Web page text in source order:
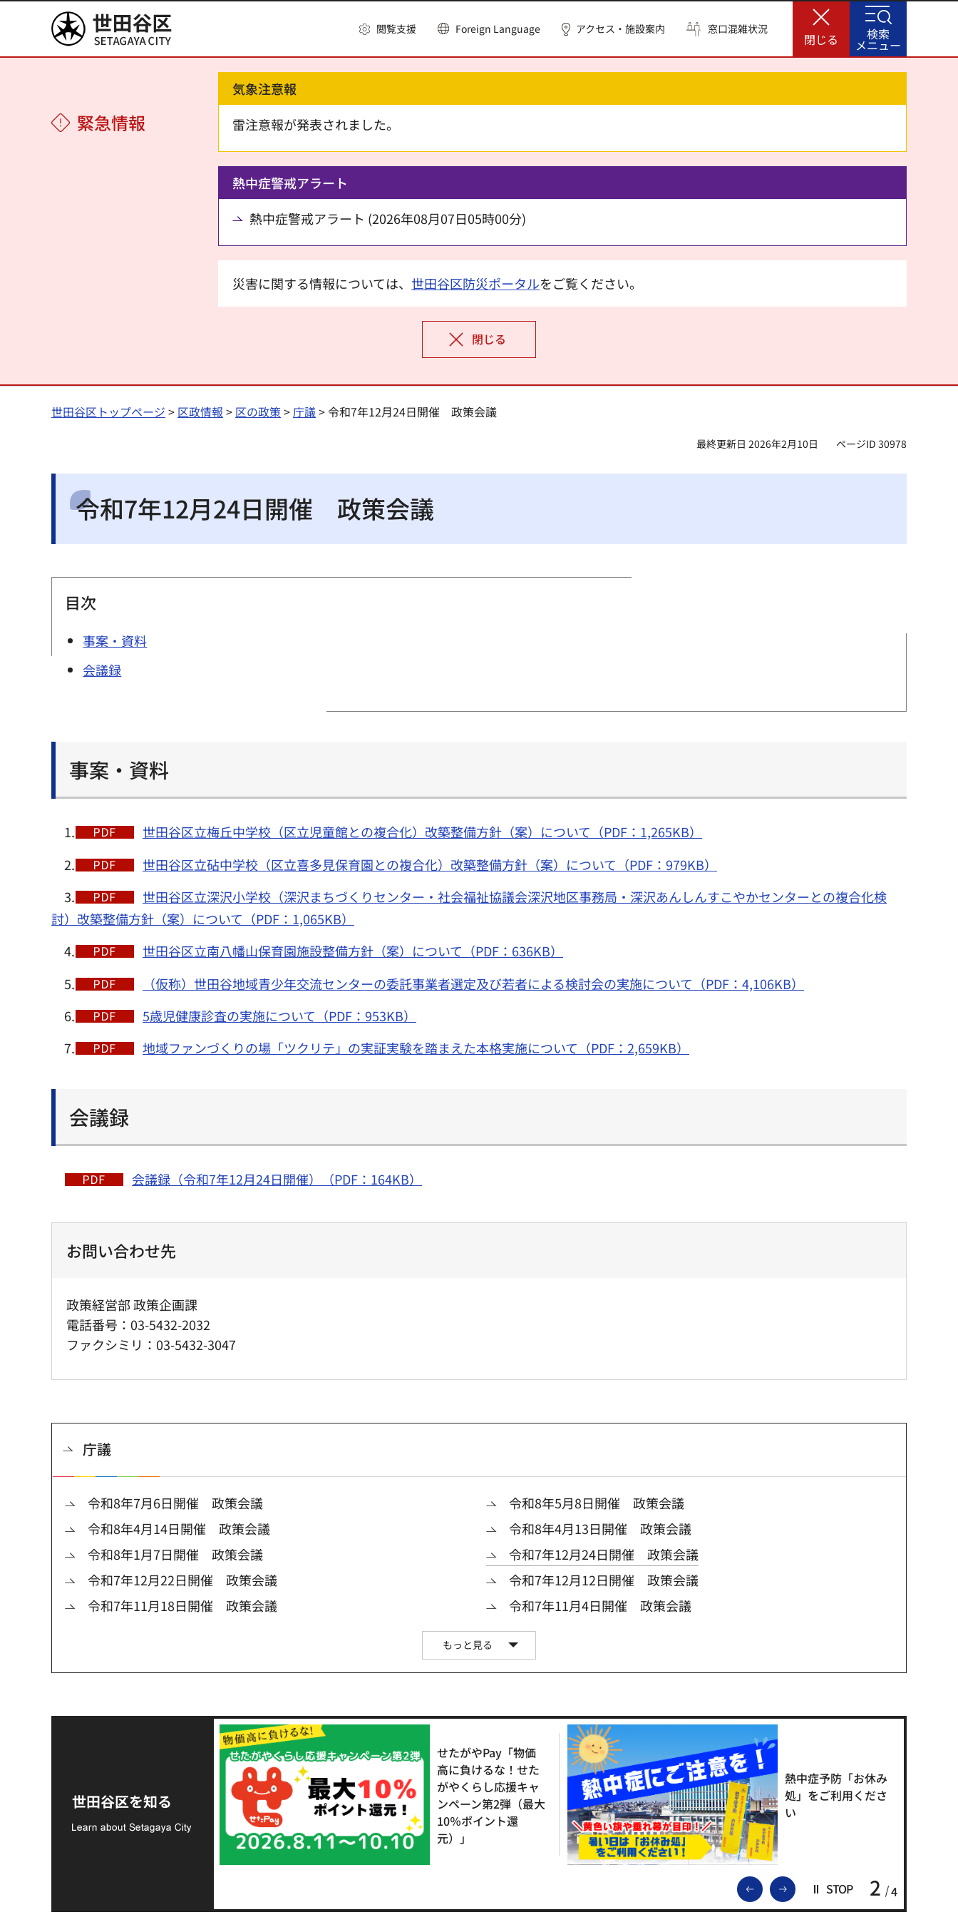
世田谷区 閲覧支援 Foreign Language アクセス・施設案内 窓口混雑状況
閉じる
緊急情報
気象注意報
雷注意報が発表されました。
熱中症警戒アラート
熱中症警戒アラート (2026年08月07日05時00分)
災害に関する情報については、 世田谷区防災ポータルをご覧ください。
閉じる
検索
メニュー
世田谷区トップページ > 区政情報 > 区の政策>庁議> 令和7年12月24日開催 政策会議
最終更新日 2026年2月10日 ページID 30978
令和7年12月24日開催 政策会議
目次
事案・資料
会議録
事案・資料
1.
世田谷区立梅丘中学校（区立児童館との複合化）改築整備方針（案）について（PDF：1,265KB）
2.
世田谷区立砧中学校（区立喜多見保育園との複合化）改築整備方針（案）について（PDF：979KB）
3.
世田谷区立深沢小学校（深沢まちづくりセンター・社会福祉協議会深沢地区事務局・深沢あんしんすこやかセンターとの複合化検
討）改築整備方針（案）について（PDF：1,065KB）
4.
世田谷区立南八幡山保育園施設整備方針（案）について（PDF：636KB）
5.
（仮称）世田谷地域青少年交流センターの委託事業者選定及び若者による検討会の実施について（PDF：4,106KB）
6.
5歳児健康診査の実施について（PDF：953KB）
7.
地域ファンづくりの場「ツクリテ」の実証実験を踏まえた本格実施について（PDF：2,659KB）
会議録
会議録（令和7年12月24日開催）（PDF：164KB）
お問い合わせ先
政策経営部 政策企画課
電話番号：03-5432-2032
ファクシミリ：03-5432-3047
庁議
令和8年7月6日開催 政策会議
令和8年5月8日開催 政策会議
令和8年4月14日開催 政策会議
令和8年4月13日開催 政策会議
令和8年1月7日開催 政策会議
令和7年12月24日開催 政策会議
令和7年12月22日開催 政策会議
令和7年12月12日開催 政策会議
令和7年11月18日開催 政策会議
令和7年11月4日開催 政策会議
もっと見る
世田谷区を知る
前のスライドを表示
次のスライドを表示
STOP 2 4
支援金の募集につい
て
せたがやPay「物価
高に負けるな！せた
がやくらし応援キャ
ンペーン第2弾（最大
10％ポイント還
元）」
熱中症予防「お休み
処」をご利用くださ
い